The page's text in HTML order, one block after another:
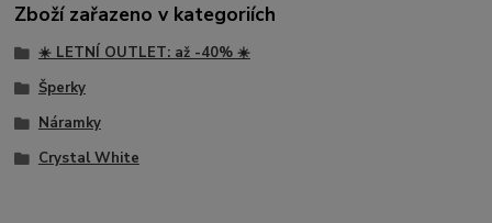
Zboží zařazeno v kategoriích
☀️ LETNÍ OUTLET: až -40% ☀️
Šperky
Náramky
Crystal White